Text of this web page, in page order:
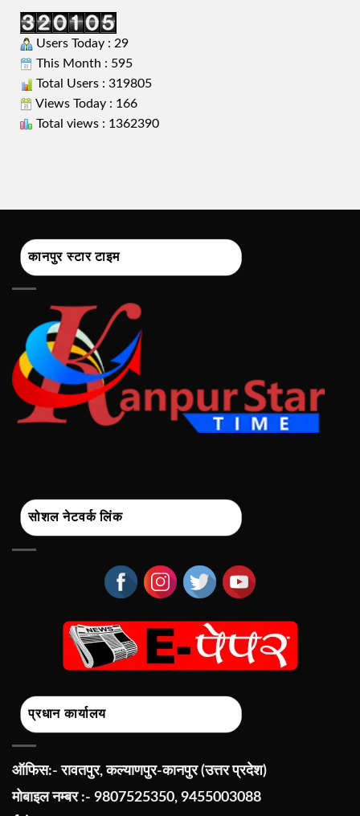
Users Today : 29
This Month : 595
Total Users : 319805
Views Today : 166
Total views : 1362390
कानपुर स्टार टाइम
सोशल नेटवर्क लिंक
प्रधान कार्यालय
ऑफिस:- रावतपुर, कल्याणपुर-कानपुर (उत्तर प्रदेश)
मोबाइल नम्बर :- 9807525350, 9455003088